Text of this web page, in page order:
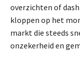
overzichten of
kloppen op het
markt die steeds
onzekerheid en